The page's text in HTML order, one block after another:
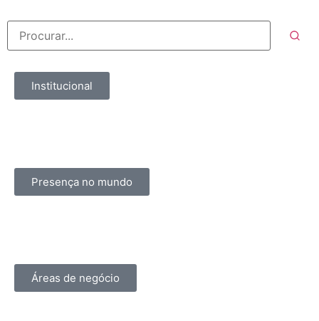
Institucional
Presença no mundo
Áreas de negócio